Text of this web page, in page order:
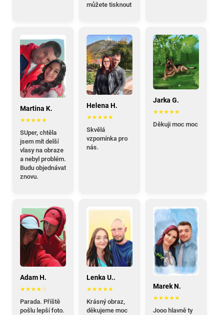
můžete tisknout
Martina K.
★★★★★
SUper, chtěla
jsem mít delší
vlasy na obraze
a nebyl problém.
Budu objednávat
znovu.
Helena H.
★★★★★
Skvělá
vzpomínka pro
nás.
Jarka G.
★★★★★
Děkuji moc moc
Adam H.
★★★★☆
Parada. Příště
pošlu lepší foto.
Lenka U..
★★★★★
Krásný obraz,
děkujeme moc
Marek N.
★★★★★
Jooo hlavně ty